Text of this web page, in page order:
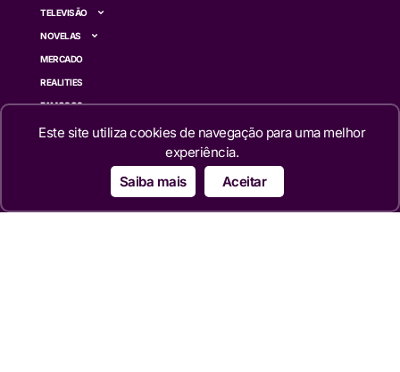
TELEVISÃO
NOVELAS
MERCADO
REALITIES
FAMOSOS
CINEMA
Este site utiliza cookies de navegação para uma melhor
experiência.
Saiba mais
Aceitar